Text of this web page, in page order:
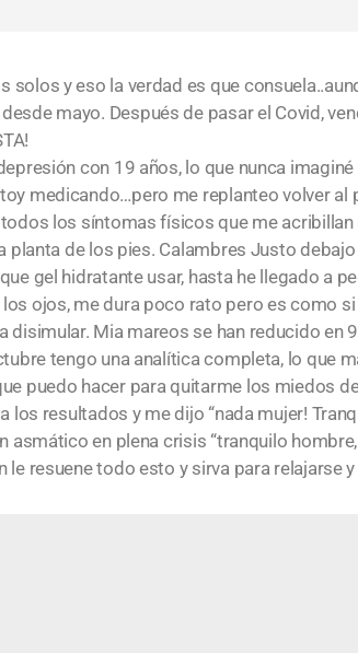
solos y eso la verdad es que
mayo. Después de pasar el Covid,
con 19 años, lo que nunca
medicando…pero me replanteo volver
todos los síntomas físicos que me
planta de los pies. Calambres Justo
gel hidratante usar, hasta he llegado a
ojos, me dura poco rato pero es como
disimular. Mia mareos se han reducido en
tengo una analítica completa, lo que
puedo hacer para quitarme los miedos
los resultados y me dijo “nada mujer!
asmático en plena crisis “tranquilo
le resuene todo esto y sirva para relajarse